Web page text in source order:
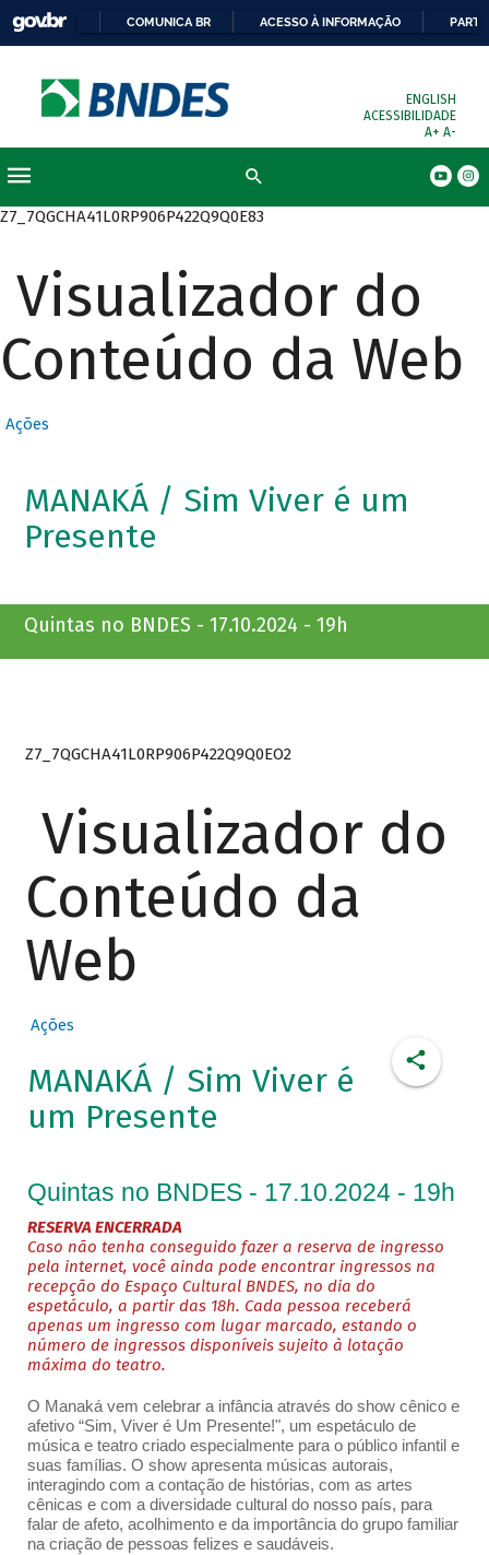
COMUNICA BR ACESSO À INFORMAÇÃO
ENGLISH
ACESSIBILIDADE
A+ A-
Z7_7QGCHA41L0RP906P422Q9Q0E83
Visualizador do
Conteúdo da Web
Ações
MANAKÁ / Sim Viver é um
Presente
Quintas no BNDES - 17.10.2024 - 19h
Z7_7QGCHA41L0RP906P422Q9Q0EO2
Visualizador do
Conteúdo da
Web
Ações
MANAKÁ / Sim Viver é
um Presente
Quintas no BNDES - 17.10.2024 - 19h
RESERVA ENCERRADA
Caso não tenha conseguido fazer a reserva de ingresso
pela internet, você ainda pode encontrar ingressos na
recepção do Espaço Cultural BNDES, no dia do
espetáculo, a partir das 18h. Cada pessoa receberá
apenas um ingresso com lugar marcado, estando o
número de ingressos disponíveis sujeito à lotação
máxima do teatro.
O Manaká vem celebrar a infância através do show cênico e
afetivo “Sim, Viver é Um Presente!", um espetáculo de
música e teatro criado especialmente para o público infantil e
suas famílias. O show apresenta músicas autorais,
interagindo com a contação de histórias, com as artes
cênicas e com a diversidade cultural do nosso país, para
falar de afeto, acolhimento e da importância do grupo familiar
na criação de pessoas felizes e saudáveis.